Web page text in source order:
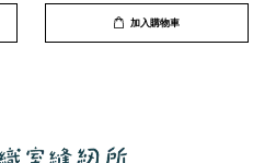
加入購物車